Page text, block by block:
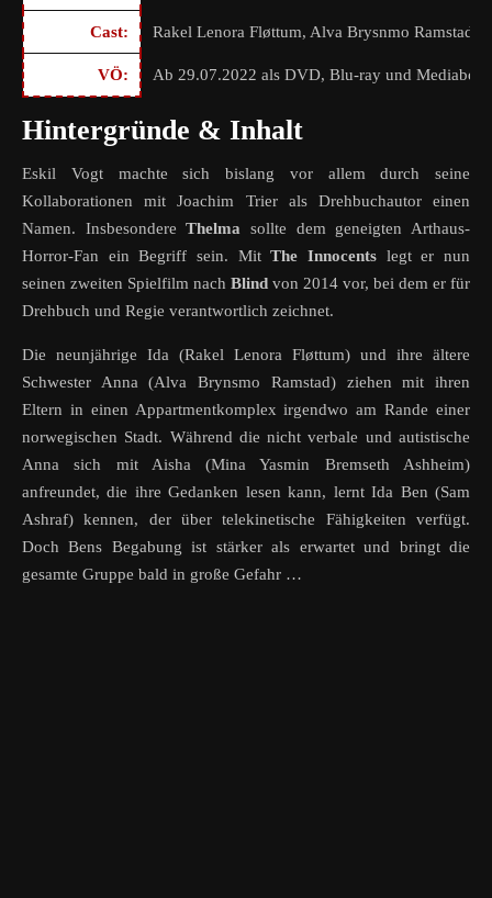
Cast: Rakel Lenora Fløttum, Alva Brysnmo Ramstad,
VÖ: Ab 29.07.2022 als DVD, Blu-ray und
Hintergründe & Inhalt
Eskil Vogt machte sich bislang vor allem durch seine
Kollaborationen mit Joachim Trier als Drehbuchautor einen
Namen. InsbesondereThelma sollte dem geneigten Arthaus-
Horror-Fan ein Begriff sein. MitThe Innocents legt er nun
seinen zweiten Spielfilm nach Blind von 2014 vor, bei dem er für
Drehbuch und Regie verantwortlich zeichnet.
Die neunjährige Ida (Rakel Lenora Fløttum) und ihre ältere
Schwester Anna (Alva Brynsmo Ramstad) ziehen mit ihren
Eltern in einen Appartmentkomplex irgendwo am Rande einer
norwegischen Stadt. Während die nicht verbale und autistische
Anna sich mit Aisha (Mina Yasmin Bremseth Ashheim)
anfreundet, die ihre Gedanken lesen kann, lernt Ida Ben (Sam
Ashraf) kennen, der über telekinetische Fähigkeiten verfügt.
Doch Bens Begabung ist stärker als erwartet und bringt die
gesamte Gruppe bald in große Gefahr …